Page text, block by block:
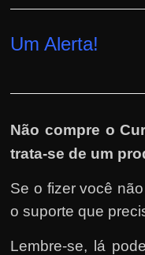
Um Alerta!
Não compre o
trata-se de um
Se o fizer você
o suporte que
Lembre-se, lá